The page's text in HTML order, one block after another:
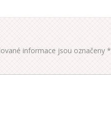
informace jsou označeny *